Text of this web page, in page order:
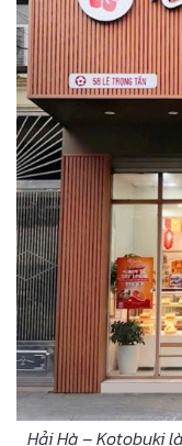
Hải Hà – Kotobuki